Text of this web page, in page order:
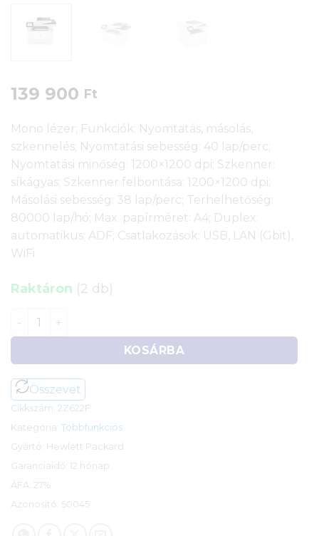
139 900 Ft
Mono lézer; Funkciók: Nyomtatás, másolás,
szkennelés; Nyomtatási sebesség: 40 lap/perc;
Nyomtatási minőség: 1200×1200 dpi; Szkenner:
síkágyas; Szkenner felbontása: 1200×1200 dpi;
Másolási sebesség: 38 lap/perc; Terhelhetőség:
80000 lap/hó; Max. papírméret: A4; Duplex:
automatikus; ADF; Csatlakozások: USB, LAN (Gbit),
WiFi
Raktáron (2 db)
HP LaserJet Pro MFP 4102dw nyomtató (printer/
KOSÁRBA
Összevet
Cikkszám: 2Z622F
Kategória: Többfunkciós
Gyártó: Hewlett Packard
Garanciaidő: 12 hónap
ÁFA: 27%
Azonosító: 50045